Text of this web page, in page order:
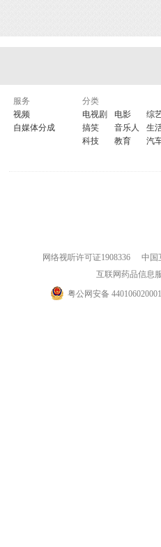
服务
视频
自媒体分成
分类
电视剧
电影 综
搞笑
音乐人 生
科技
教育 汽
网络视听许可证1908336
中国
互联网药品信息
粤公网安备